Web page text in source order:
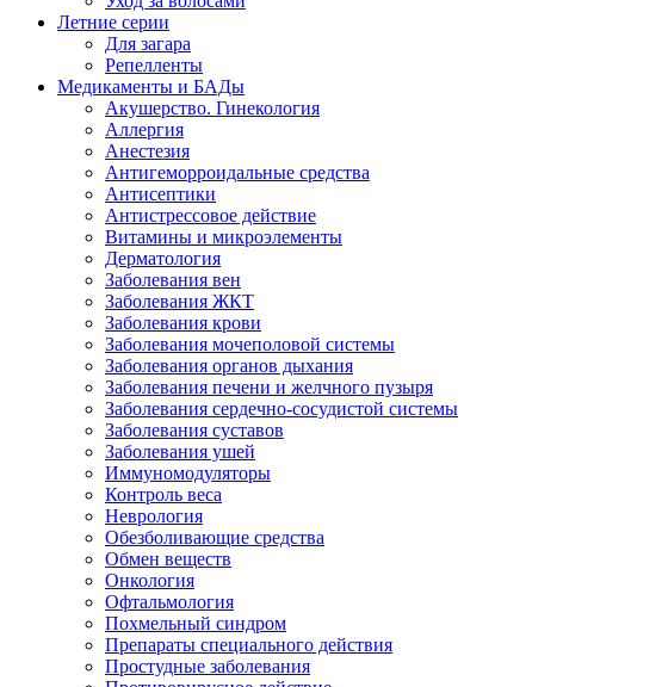
Летние серии
Для загара
Репелленты
Медикаменты и БАДы
Акушерство. Гинекология
Аллергия
Анестезия
Антигеморроидальные средства
Антисептики
Антистрессовое действие
Витамины и микроэлементы
Дерматология
Заболевания вен
Заболевания ЖКТ
Заболевания крови
Заболевания мочеполовой системы
Заболевания органов дыхания
Заболевания печени и желчного пузыря
Заболевания сердечно-сосудистой системы
Заболевания суставов
Заболевания ушей
Иммуномодуляторы
Контроль веса
Неврология
Обезболивающие средства
Обмен веществ
Онкология
Офтальмология
Похмельный синдром
Препараты специального действия
Простудные заболевания